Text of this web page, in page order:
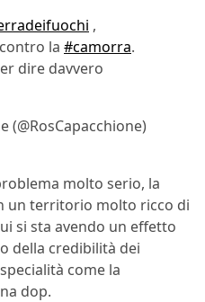
,
la #camorra.
dire davvero
(@RosCapacchione)
molto serio, la
un territorio molto ricco di
si sta avendo un effetto
della credibilità dei
come la
dop.